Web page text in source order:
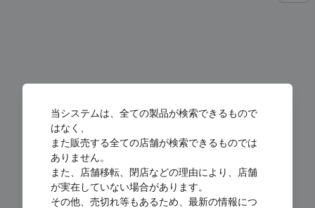
当システムは、全ての製品が検索できるもので
はなく、
また販売する全ての店舗が検索できるものでは
ありません。
また、店舗移転、閉店などの理由により、店舗
が実在していない場合があります。
その他、売切れ等もあるため、最新の情報につ